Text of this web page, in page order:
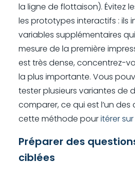
la ligne de flottaison). Évitez
les prototypes interactifs : ils
variables supplémentaires
mesure de la première
est très dense, concentrez-
la plus importante. Vous
tester plusieurs variantes de
comparer, ce qui est l’un
cette méthode pouritérer
Préparer des
ciblées